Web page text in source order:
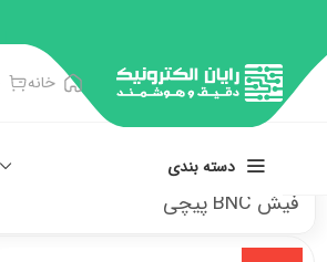
خانه
دسته بندی
انبر، آچار، پنس
فیش BNC پیچی